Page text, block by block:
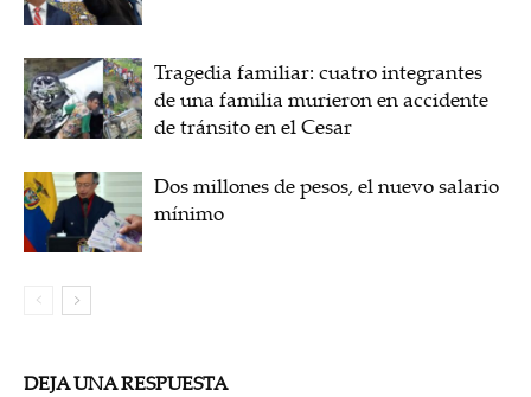
Tragedia familiar: cuatro integrantes
de una familia murieron en accidente
de tránsito en el Cesar
Dos millones de pesos, el nuevo salario
mínimo
DEJA UNA RESPUESTA